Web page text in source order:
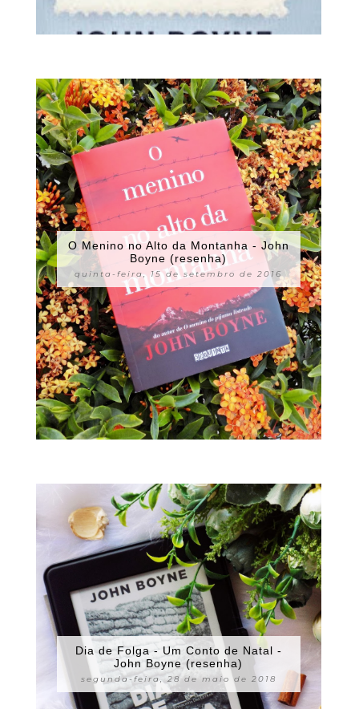
O Menino no Alto da Montanha - John
Boyne (resenha)
quinta-feira, 15 de setembro de 2016
Dia de Folga - Um Conto de Natal -
John Boyne (resenha)
segunda-feira, 28 de maio de 2018